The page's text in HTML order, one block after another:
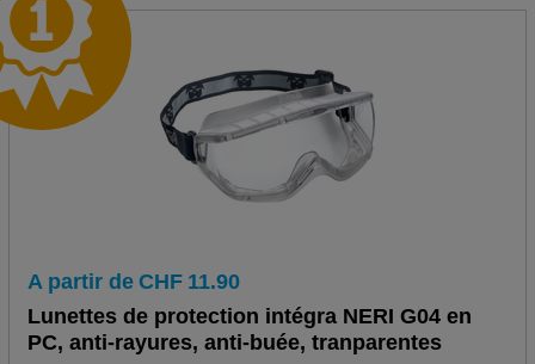
A partir de CHF 11.90
Lunettes de protection intégra NERI G04 en
PC, anti-rayures, anti-buée, tranparentes